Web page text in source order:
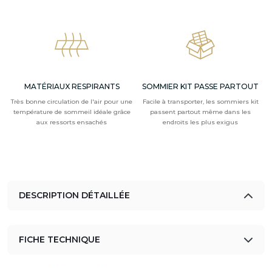
MATÉRIAUX RESPIRANTS
Très bonne circulation de l'air pour une
température de sommeil idéale grâce
aux ressorts ensachés
SOMMIER KIT PASSE PARTOUT
Facile à transporter, les sommiers kit
passent partout même dans les
endroits les plus exigus
DESCRIPTION DÉTAILLÉE
FICHE TECHNIQUE